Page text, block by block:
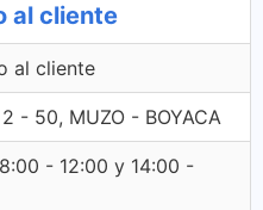
al cliente
al cliente
- 50, MUZO - BOYACA
- 12:00 y 14:00 -